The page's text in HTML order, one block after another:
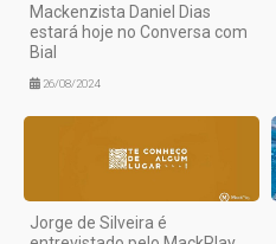
Mackenzista Daniel Dias
estará hoje no Conversa com
Bial
26/08/2024
Jorge de Silveira é